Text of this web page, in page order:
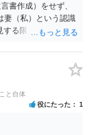
書作成）をせず、
妻（私）という認識
る限りでは、その
評価額の１/２の代
と自体
役にたった 1